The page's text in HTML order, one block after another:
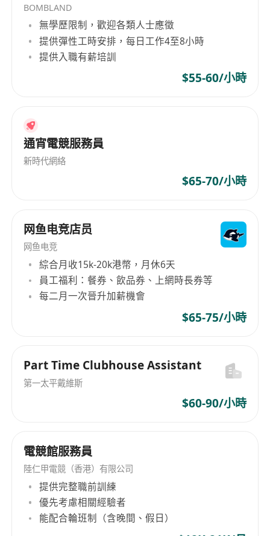
BOMBLAND
無學歷限制，歡迎各類人士應徵
提供彈性工時安排，每日工作4至8小時
提供入職有薪培訓
$55-60/小時
通宵電競服務員
新時代網絡
$65-70/小時
网鱼电竞店员
网鱼电竞
綜合月收15k-20k港幣，月休6天
員工福利：餐券、飲品券、上網時長券等
每二月一次晉升加薪機會
$65-75/小時
Part Time Clubhouse Assistant
第一太平戴維斯
$60-90/小時
電競館服務員
陸仁甲電競（香港）有限公司
提供完整職前訓練
優先考慮相關經驗者
能配合輪班制（含晚間、假日）